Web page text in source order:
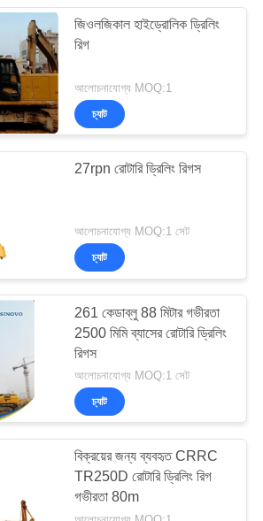
জিওলজিকাল হাইড্রোলিক ড্রিলিং
রিগ
আলোচনাযোগ্য MOQ:1
চ্যাট
27rpn রোটারি ড্রিলিং রিগস
আলোচনাযোগ্য MOQ:1 সেট
চ্যাট
261 কেডাব্লু 88 মিটার গভীরতা
2500 মিমি ব্যাসের রোটারি ড্রিলিং
রিগস
আলোচনাযোগ্য MOQ:1 সেট
চ্যাট
বিক্রয়ের জন্য ব্যবহৃত CRRC
TR250D রোটারি ড্রিলিং রিগ
গভীরতা 80m